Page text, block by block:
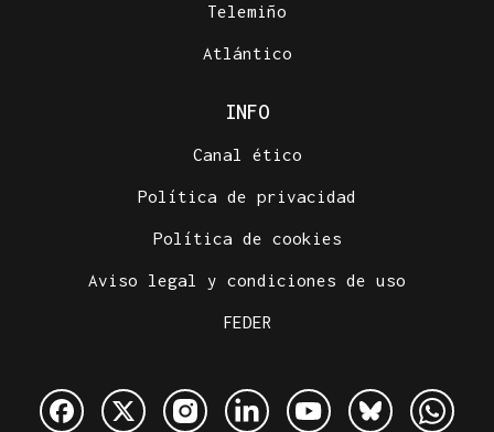
Telemiño
Atlántico
INFO
Canal ético
Política de privacidad
Política de cookies
Aviso legal y condiciones de uso
FEDER